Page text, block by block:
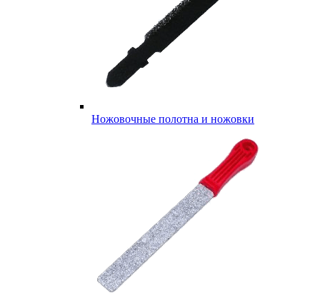
Ножовочные полотна и ножовки